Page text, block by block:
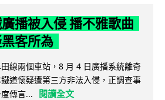
播被入侵 播不雅歌曲
客所為
線兩個車站，8 月 4 日廣播系統離奇
道懷疑遭第三方非法入侵，正調查事
傳言...
閱讀全文